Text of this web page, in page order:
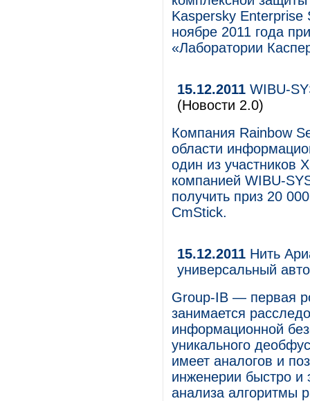
Kaspersky Enterprise
ноябре 2011 года
«Лаборатории
15.12.2011 WIBU-
(Новости 2.0)
Компания Rainbow
области
один из участников
компанией WIBU-
получить приз 20
CmStick.
15.12.2011 Нить
универсальный
Group-IB — первая
занимается
информационной
уникального
имеет аналогов и
инженерии быстро
анализа алгоритмы